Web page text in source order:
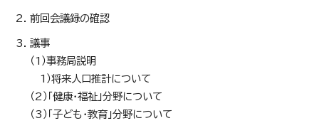
前回会議録の確認
議事
（1）事務局説明
1）将来人口推計について
（2）「健康・福祉」分野について
（3）「子ども・教育」分野について